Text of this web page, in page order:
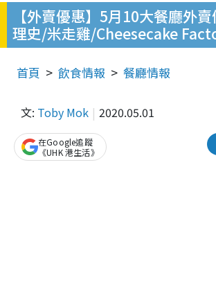
【外賣優惠】5月10大餐廳外
理史/米走雞/Cheesecake
首頁 飲食情報 餐廳情報
文: Toby Mok 2020.05.01
在Google追蹤
《UHK 港生活》